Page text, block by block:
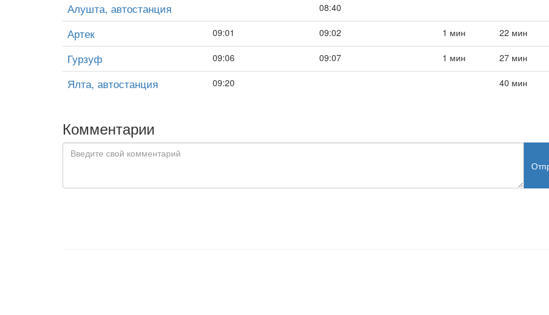
Алушта, автостанция 08:40
Артек 09:01 09:02 1 мин 22 мин
Гурзуф 09:06 09:07 1 мин 27 мин
Ялта, автостанция 09:20 40 мин
Комментарии